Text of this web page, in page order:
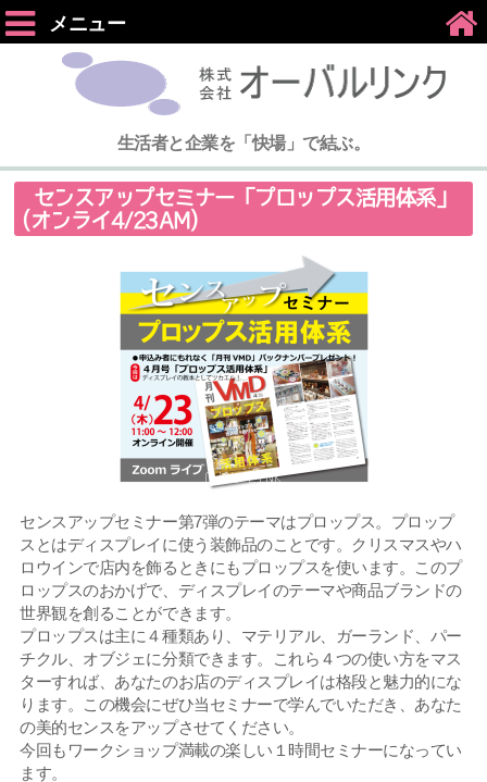
メニュー
生活者と企業を「快場」で結ぶ。
センスアップセミナー「プロップス活用体系」
(オンライ4/23AM)
センスアップセミナー第7弾のテーマはプロップス。プロップ
スとはディスプレイに使う装飾品のことです。クリスマスやハ
ロウインで店内を飾るときにもプロップスを使います。このプ
ロップスのおかげで、ディスプレイのテーマや商品ブランドの
世界観を創ることができます。
プロップスは主に４種類あり、マテリアル、ガーランド、パー
チクル、オブジェに分類できます。これら４つの使い方をマス
ターすれば、あなたのお店のディスプレイは格段と魅力的にな
ります。この機会にぜひ当セミナーで学んでいただき、あなた
の美的センスをアップさせてください。
今回もワークショップ満載の楽しい１時間セミナーになってい
ます。